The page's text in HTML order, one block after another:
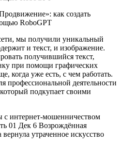
мы получили уникальный
и текст, и изображение.
получившийся текст,
при помощи графических
когда уже есть, с чем работать.
профессиональной деятельности
подкупает своими
с интернет-мошенничеством
01 Дек 6 Возрождённая
утраченное искусство